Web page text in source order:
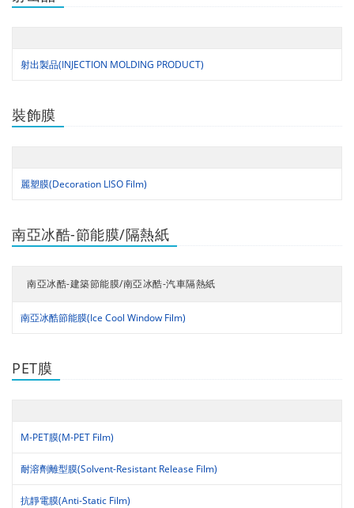
射出製品(INJECTION MOLDING PRODUCT)
裝飾膜
麗塑膜(Decoration LISO Film)
南亞冰酷-節能膜/隔熱紙
南亞冰酷-建築節能膜/南亞冰酷-汽車隔熱紙
南亞冰酷節能膜(Ice Cool Window Film)
PET膜
M-PET膜(M-PET Film)
耐溶劑離型膜(Solvent-Resistant Release Film)
抗靜電膜(Anti-Static Film)